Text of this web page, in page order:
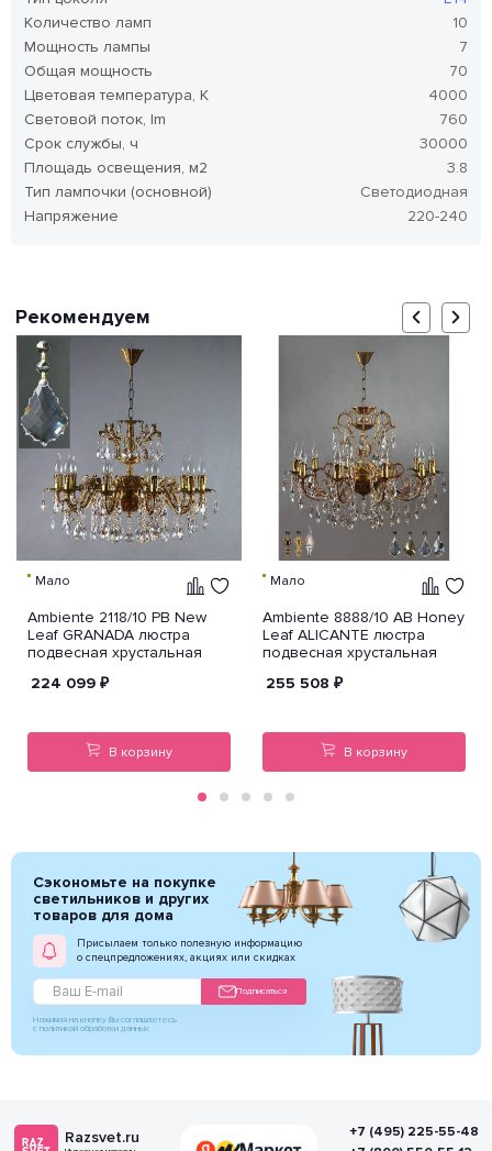
Количество ламп
10
Мощность лампы
7
Общая мощность
70
Цветовая температура, K
4000
Световой поток, lm
760
Срок службы, ч
30000
Площадь освещения, м2
3.8
Тип лампочки (основной)
Светодиодная
Напряжение
220-240
Рекомендуем
Мало
Ambiente 2118/10 PB New
Leaf GRANADA люстра
подвесная хрустальная
224 099 ₽
В корзину
Мало
Ambiente 8888/10 AB Honey
Leaf ALICANTE люстра
подвесная хрустальная
255 508 ₽
В корзину
Сэкономьте на покупке
светильников и других
товаров для дома
Присылаем только полезную информацию
о спецпредложениях, акциях или скидках
Подписаться
Нажимая на кнопку Вы соглашаетесь
с политикой обработки данных
Razsvet.ru
+7 (495) 225-55-48